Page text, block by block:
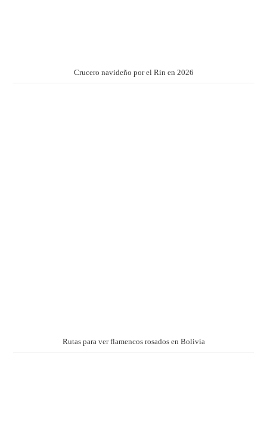
Crucero navideño por el Rin en 2026
Rutas para ver flamencos rosados en Bolivia